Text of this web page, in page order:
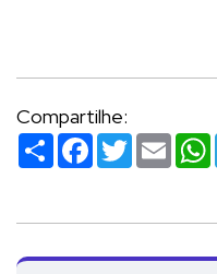
Compartilhe:
Compartilhar
Facebook
TwitterEmail